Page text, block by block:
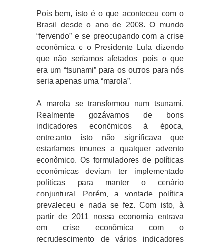
Pois bem, isto é o que aconteceu com o
Brasil desde o ano de 2008. O mundo
“fervendo” e se preocupando com a crise
econômica e o Presidente Lula dizendo
que não seríamos afetados, pois o que
era um “tsunami” para os outros para nós
seria apenas uma “marola”.
A marola se transformou num tsunami.
Realmente gozávamos de bons
indicadores econômicos à época,
entretanto isto não significava que
estaríamos imunes a qualquer advento
econômico. Os formuladores de políticas
econômicas deviam ter implementado
políticas para manter o cenário
conjuntural. Porém, a vontade política
prevaleceu e nada se fez. Com isto, à
partir de 2011 nossa economia entrava
em crise econômica com o
recrudescimento de vários indicadores